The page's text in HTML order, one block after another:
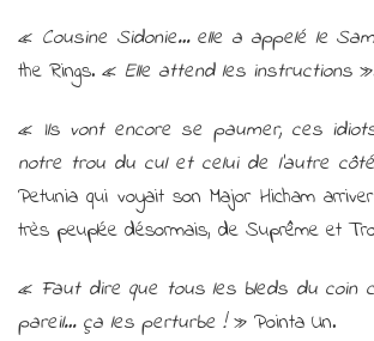
« Cousine Sidonie… elle a appelé le
the Rings. « Elle attend les instructions
« Ils vont encore se paumer, ces
notre trou du cul et celui de l’autre
Petunia qui voyait son Major Hicham
très peuplée désormais, de Suprême et
« Faut dire que tous les bleds du coin
pareil… ça les perturbe !» Pointa Un.